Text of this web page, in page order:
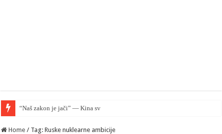
“Naš zakon je jači” — Kina sve više nadmašu
Home / Tag: Ruske nuklearne ambicije